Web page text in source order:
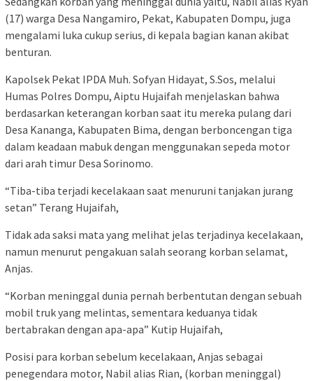
(17) warga Desa Nangamiro, Pekat, Kabupaten Dompu, juga
mengalami luka cukup serius, di kepala bagian kanan akibat
benturan.
Kapolsek Pekat IPDA Muh. Sofyan Hidayat, S.Sos, melalui
Humas Polres Dompu, Aiptu Hujaifah menjelaskan bahwa
berdasarkan keterangan korban saat itu mereka pulang dari
Desa Kananga, Kabupaten Bima, dengan berboncengan tiga
dalam keadaan mabuk dengan menggunakan sepeda motor
dari arah timur Desa Sorinomo.
“Tiba-tiba terjadi kecelakaan saat menuruni tanjakan jurang
setan” Terang Hujaifah,
Tidak ada saksi mata yang melihat jelas terjadinya kecelakaan,
namun menurut pengakuan salah seorang korban selamat,
Anjas.
“Korban meninggal dunia pernah berbentutan dengan sebuah
mobil truk yang melintas, sementara keduanya tidak
bertabrakan dengan apa-apa” Kutip Hujaifah,
Posisi para korban sebelum kecelakaan, Anjas sebagai
penegendara motor, Nabil alias Rian, (korban meninggal)